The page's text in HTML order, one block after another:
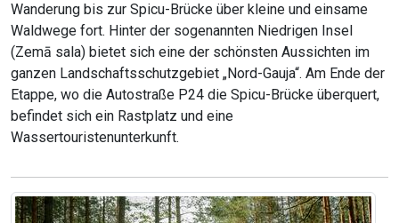
Wanderung bis zur Spicu-Brücke über kleine und einsame
Waldwege fort. Hinter der sogenannten Niedrigen Insel
(Zemā sala) bietet sich eine der schönsten Aussichten im
ganzen Landschaftsschutzgebiet „Nord-Gauja“. Am Ende der
Etappe, wo die Autostraße P24 die Spicu-Brücke überquert,
befindet sich ein Rastplatz und eine
Wassertouristenunterkunft.